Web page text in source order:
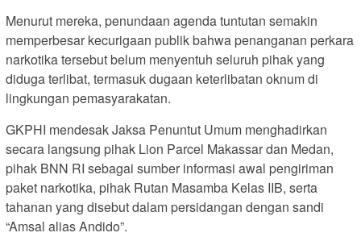
Menurut mereka, penundaan agenda tuntutan semakin
memperbesar kecurigaan publik bahwa penanganan perkara
narkotika tersebut belum menyentuh seluruh pihak yang
diduga terlibat, termasuk dugaan keterlibatan oknum di
lingkungan pemasyarakatan.
GKPHI mendesak Jaksa Penuntut Umum menghadirkan
secara langsung pihak Lion Parcel Makassar dan Medan,
pihak BNN RI sebagai sumber informasi awal pengiriman
paket narkotika, pihak Rutan Masamba Kelas IIB, serta
tahanan yang disebut dalam persidangan dengan sandi
“Amsal alias Andido”.